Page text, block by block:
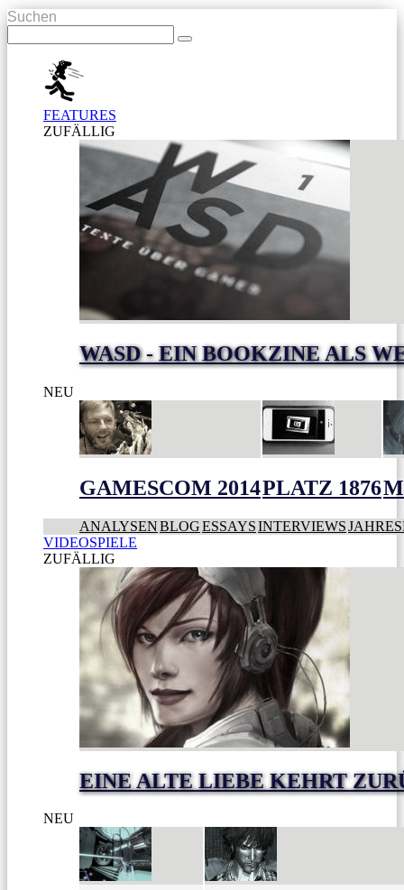
Suchen
FEATURES
ZUFÄLLIG
WASD - EIN BOOKZINE ALS
NEU
GAMESCOM 2014PLATZ 1876
ANALYSENBLOGESSAYSINTERVIEWS
VIDEOSPIELE
ZUFÄLLIG
EINE ALTE LIEBE KEHRT
NEU